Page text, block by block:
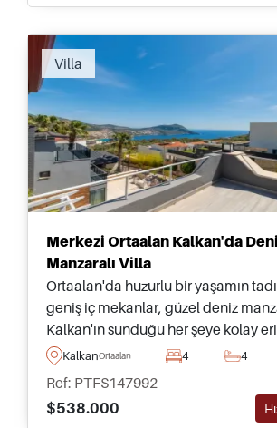
Villa
Merkezi Ortaalan Kalkan'da
Manzaralı Villa
Ortaalan'da huzurlu bir yaşamın
geniş iç mekanlar, güzel deniz
Kalkan'ın sunduğu her şeye kolay
tamamen mobilyalı villamızla.
KalkanOrtaalan 4 4
Ref: PTFS147992
$538.000